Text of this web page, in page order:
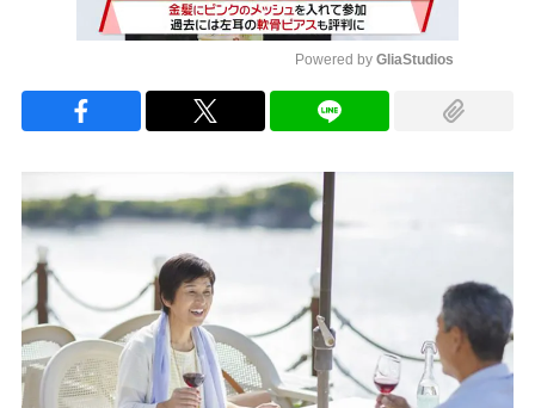
Powered by GliaStudios